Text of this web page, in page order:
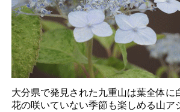
大分県で発見された九重山は葉全体に
花の咲いていない季節も楽しめる山ア